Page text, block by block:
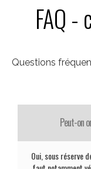
FAQ -
Questions
Peut-on
Oui, sous réserve